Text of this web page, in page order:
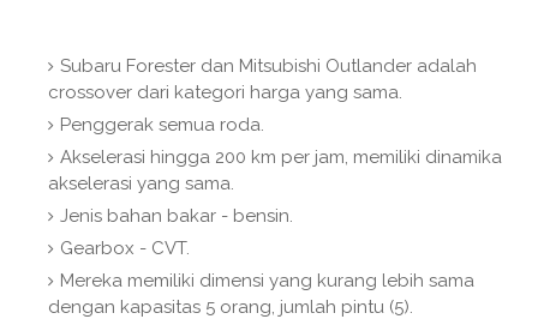
Subaru Forester dan Mitsubishi Outlander adalah
crossover dari kategori harga yang sama.
Penggerak semua roda.
Akselerasi hingga 200 km per jam, memiliki dinamika
akselerasi yang sama.
Jenis bahan bakar - bensin.
Gearbox - CVT.
Mereka memiliki dimensi yang kurang lebih sama
dengan kapasitas 5 orang, jumlah pintu (5).